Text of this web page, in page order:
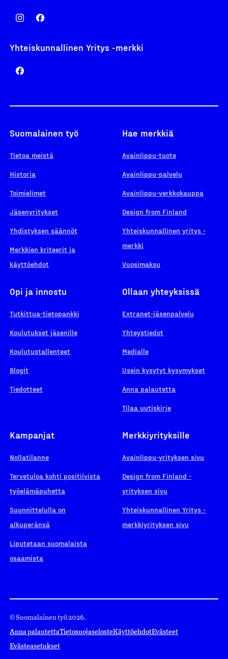
Yhteiskunnallinen Yritys -merkki
Suomalainen työ
Tietoa meistä
Historia
Toimielimet
Jäsenyritykset
Yhdistyksen säännöt
Merkkien kriteerit ja
käyttöehdot
Hae merkkiä
Avainlippu-tuote
Avainlippu-palvelu
Avainlippu-verkkokauppa
Design from Finland
Yhteiskunnallinen yritys -
merkki
Vuosimaksu
Opi ja innostu
Tutkittua-tietopankki
Koulutukset jäsenille
Koulutustallenteet
Blogit
Tiedotteet
Ollaan yhteyksissä
Extranet-jäsenpalvelu
Yhteystiedot
Medialle
Usein kysytyt kysymykset
Anna palautetta
Tilaa uutiskirje
Kampanjat
Nollatilanne
Tervetuloa kohti positiivista
työelämäpuhetta
Suunnittelulla on
alkuperänsä
Liputetaan suomalaista
osaamista
Merkkiyrityksille
Avainlippu-yrityksen sivu
Design from Finland -
yrityksen sivu
Yhteiskunnallinen Yritys -
merkkiyrityksen sivu
© Suomalainen työ 2026.
Anna palautettaTietosuojaselosteKäyttöehdotEvästeet
Evästeasetukset